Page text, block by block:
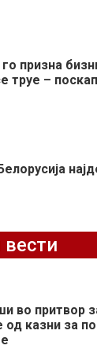
призна
труе –
вести
во притвор
од казни за